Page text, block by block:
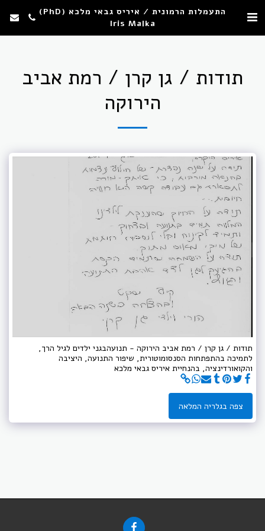
התעמלות הרמונית / איריס גבאי מלכא (PhD)
Iris Malka
תודות / גן קרן / רמת אביב
הירוקה
תודות / גן קרן / רמת אביב הירוקה - תנועהבגני ילדים לגיל הרך,
לתמיכה בהתפתחות הסנסומוטורית, שיפור התנועה, היציבה
והקואורדינציה, בהנחיית איריס גבאי מלכא
צפה בגלריה המלאה